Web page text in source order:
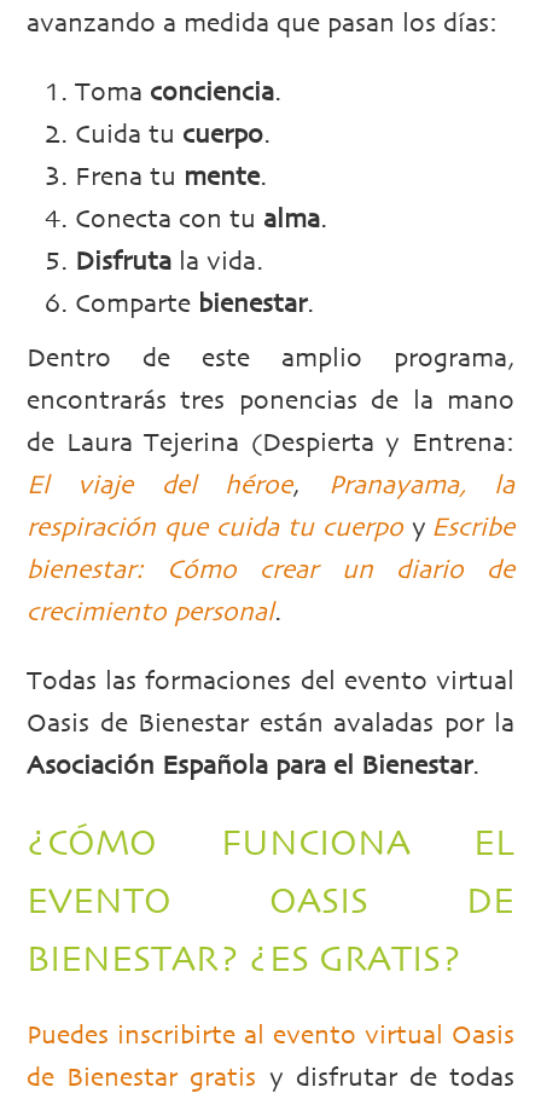
avanzando a medida que pasan los días:
Toma conciencia.
Cuida tu cuerpo.
Frena tu mente.
Conecta con tu alma.
Disfruta la vida.
Comparte bienestar.
Dentro de este amplio programa,
encontrarás tres ponencias de la mano
de Laura Tejerina (Despierta y Entrena:
El viaje del héroe,
Pranayama, la
respiración que cuida tu cuerpo y Escribe
bienestar: Cómo crear un diario de
crecimiento personal.
Todas las formaciones del evento virtual
Oasis de Bienestar están avaladas por la
Asociación Española para el Bienestar.
¿CÓMO FUNCIONA EL
EVENTO OASIS DE
BIENESTAR? ¿ES GRATIS?
Puedes inscribirte al evento virtual Oasis
de Bienestar gratis y disfrutar de todas